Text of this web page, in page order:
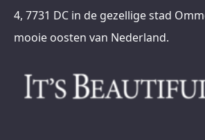
4, 7731 DC in de gezellige stad
mooie oosten van Nederland.